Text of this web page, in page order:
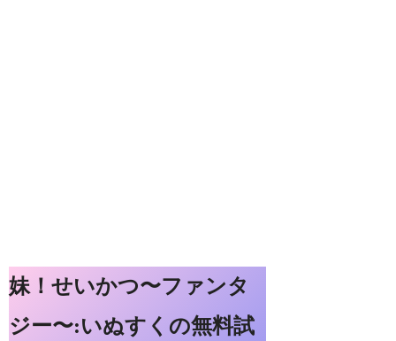
妹！せいかつ〜ファンタ
ジー〜:いぬすくの無料試